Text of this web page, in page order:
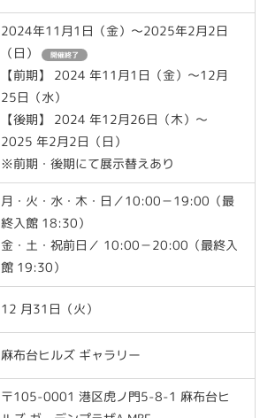
2024年11月1日（金）～2025年2月2日
（日）
開催終了
【前期】 2024 年11月1日（金）〜12月
25日（水）
【後期】 2024 年12月26日（木）〜
2025 年2月2日（日）
※前期・後期にて展示替えあり
月・火・水・木・日／10:00－19:00（最
終入館 18:30）
金・土・祝前日／ 10:00－20:00（最終入
館 19:30）
12 月31日（火）
麻布台ヒルズ ギャラリー
〒105-0001 港区虎ノ門5-8-1 麻布台ヒ